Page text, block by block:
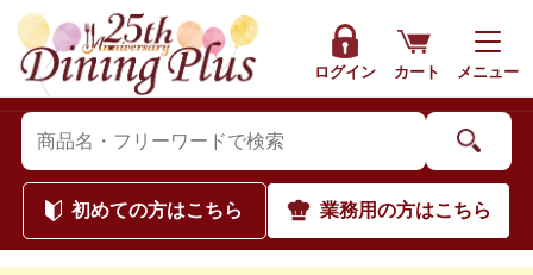
ログイン カート メニュー
初めての方はこちら 業務用の方はこちら